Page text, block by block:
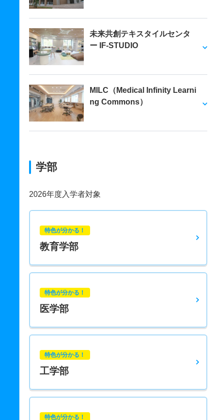
未来共創テキスタイルセンタ
ー IF-STUDIO
MILC（Medical Infinity Learni
ng Commons）
学部
2026年度入学者対象
特色が分かる！
教育学部
特色が分かる！
医学部
特色が分かる！
工学部
特色が分かる！